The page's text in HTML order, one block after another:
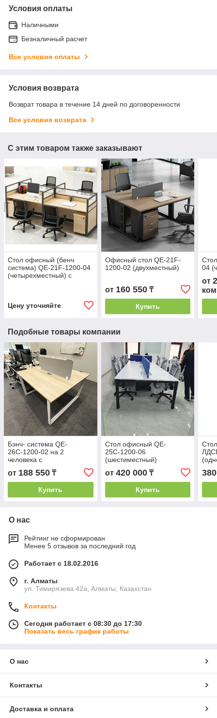
Условия оплаты
Наличными
Безналичный расчет
Все условия оплаты
Условия возврата
Возврат товара в течение 14 дней по договоренности
Все условия возврата
С этим товаром также заказывают
Стол офисный (бенч
система) QE-21F-1200-04
(четырехместный) с
Цену уточняйте
Офисный стол QE-21F-
1200-02 (двухместный)
от 160 550₸
Купить
04
от
Подобные товары компании
Бэнч- система QE-
26С-1200-02 на 2
человека с
разделительным экраном
от 188 550 ₸
Купить
Стол офисный QE-
25С-1200-06
(шестиместный)
от 420 000₸
Купить
О нас
Рейтинг не сформирован
Менее 5 отзывов за последний год
Работает с 18.02.2016
г. Алматы
ул. Тимирязева 42а, Алматы, Казахстан
Контакты
Сегодня работает с 08:30 до 17:30
Показать весь график работы
О нас
Контакты
Доставка и оплата